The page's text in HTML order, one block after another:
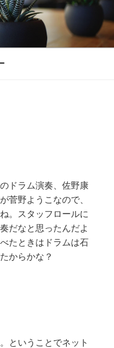
ドラム演奏、佐野康
菅野ようこなので、
。スタッフロールに
だなと思ったんだよ
たときはドラムは石
からかな？
ということでネット